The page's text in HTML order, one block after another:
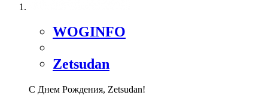
WOGINFO
Zetsudan
С Днем Рождения, Zetsudan!